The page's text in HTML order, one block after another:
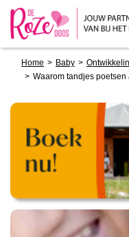
Home Baby
Waarom tandjes